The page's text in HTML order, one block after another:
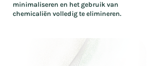
minimaliseren en het gebruik van
chemicaliën volledig te elimineren.